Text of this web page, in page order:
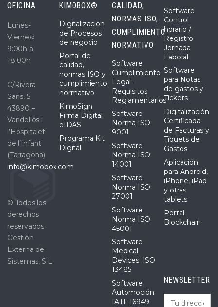
OFICINA
Lunes-
Viernes:
9:00h a
18:00h
C/Rivera
Sans, 5
43890 –
Vandellòs i
l’Hospitalet
de l’Infant
(Tarragona)
info@kimobox.com
© Todos los
derechos
reservados.
Gestión
Externa de
Sistemas, S.L.
KIMOBOX®
Digitalización
de Procesos
de negocio
Portal de
calidad,
normas ISO y
cumplimiento
normativo
KimoSign
Firma Digital
eIDAS
Programa Kit
Digital
CALIDAD,
NORMAS ISO,
CUMPLIMIENTO
NORMATIVO
Software
Cumplimiento
Legal –
Requisitos
Reglamentarios
Software
Norma ISO
9001
Software
Norma ISO
14001
Software
Norma ISO
27001
Software
Norma ISO
45001
Software
Medical
Devices: ISO
13485
Software
Automoción:
IATF 16949
Software
Control
horario /
Registro
Jornada
Laboral
Software
para Notas
de gastos y
Tickets
Digitalización
Certificada
de Facturas y
Tíquets de
Gastos
Aplicación
para Android,
iPhone, iPad
y otras
tablets
Portal
Blockchain
NEWSLETTER